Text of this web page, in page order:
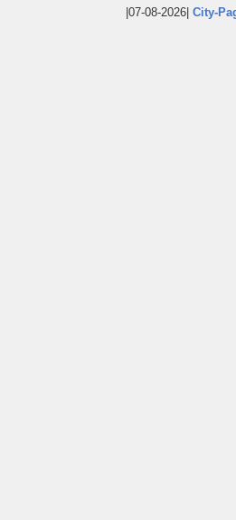
|07-08-2026| City-